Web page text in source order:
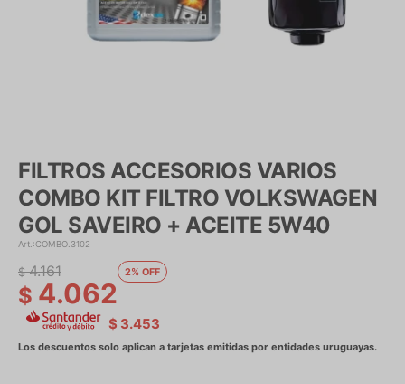
FILTROS ACCESORIOS VARIOS
COMBO KIT FILTRO VOLKSWAGEN
GOL SAVEIRO + ACEITE 5W40
COMBO.3102
$ 4.062
$ 4.161 2
$ 3.453